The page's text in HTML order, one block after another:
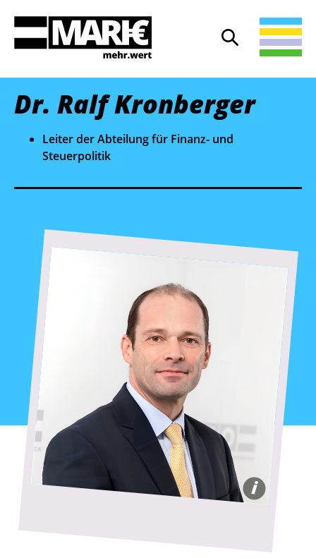
Suche öffnen
Suche
Dr. Ralf Kronberger
Leiter der Abteilung für Finanz- und
Steuerpolitik
i
WKÖ/NADINE STUDENY